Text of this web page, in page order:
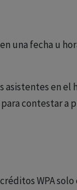
una fecha u
en el
contestar
WPA